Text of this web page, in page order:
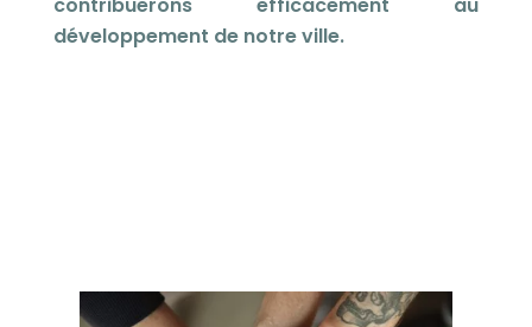
développement de notre ville.